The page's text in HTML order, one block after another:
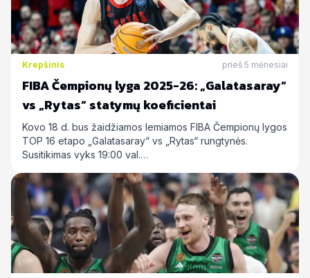
Krepšinis prieš 5 mėnesiai
FIBA Čempionų lyga 2025-26: „Galatasaray“
vs „Rytas“ statymų koeficientai
Kovo 18 d. bus žaidžiamos lemiamos FIBA Čempionų lygos
TOP 16 etapo „Galatasaray“ vs „Rytas“ rungtynės.
Susitikimas vyks 19:00 val.…